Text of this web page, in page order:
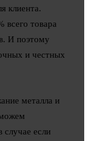
клиента.
всего товара
И поэтому
и честных
металла и
случае если